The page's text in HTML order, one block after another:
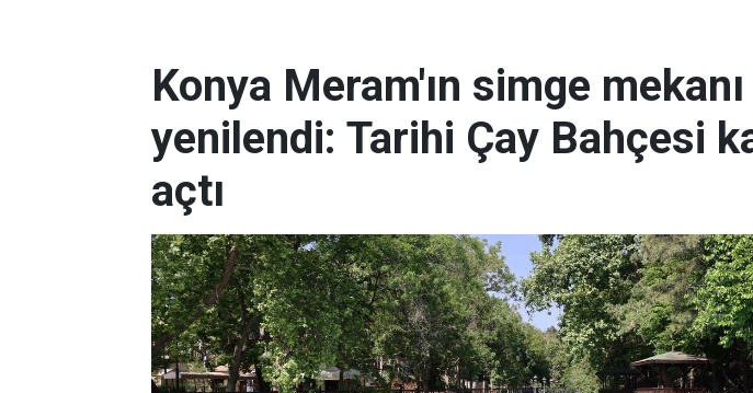
Konya Meram'ın simge mekanı
yenilendi: Tarihi Çay Bahçesi
açtı